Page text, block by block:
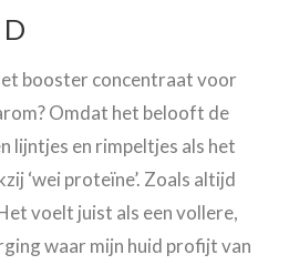
booster concentraat voor
Omdat het belooft de
lijntjes en rimpeltjes als het
‘wei proteïne’. Zoals altijd
voelt juist als een vollere,
waar mijn huid profijt van